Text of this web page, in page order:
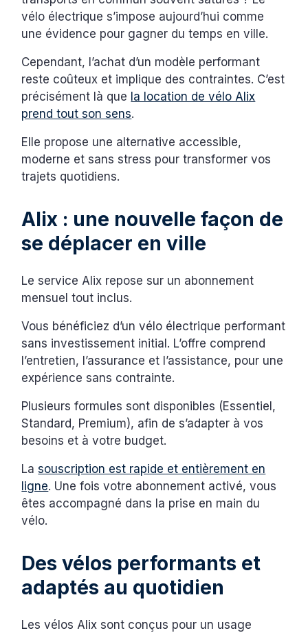
vélo électrique s’impose aujourd’hui comme
une évidence pour gagner du temps en ville.
Cependant, l’achat d’un modèle performant
reste coûteux et implique des contraintes. C’est
précisément là que la location de vélo Alix
prend tout son sens.
Elle propose une alternative accessible,
moderne et sans stress pour transformer vos
trajets quotidiens.
Alix : une nouvelle façon de
se déplacer en ville
Le service Alix repose sur un abonnement
mensuel tout inclus.
Vous bénéficiez d’un vélo électrique performant
sans investissement initial. L’offre comprend
l’entretien, l’assurance et l’assistance, pour une
expérience sans contrainte.
Plusieurs formules sont disponibles (Essentiel,
Standard, Premium), afin de s’adapter à vos
besoins et à votre budget.
Lasouscription est rapide et entièrement en
ligne. Une fois votre abonnement activé, vous
êtes accompagné dans la prise en main du
vélo.
Des vélos performants et
adaptés au quotidien
Les vélos Alix sont conçus pour un usage